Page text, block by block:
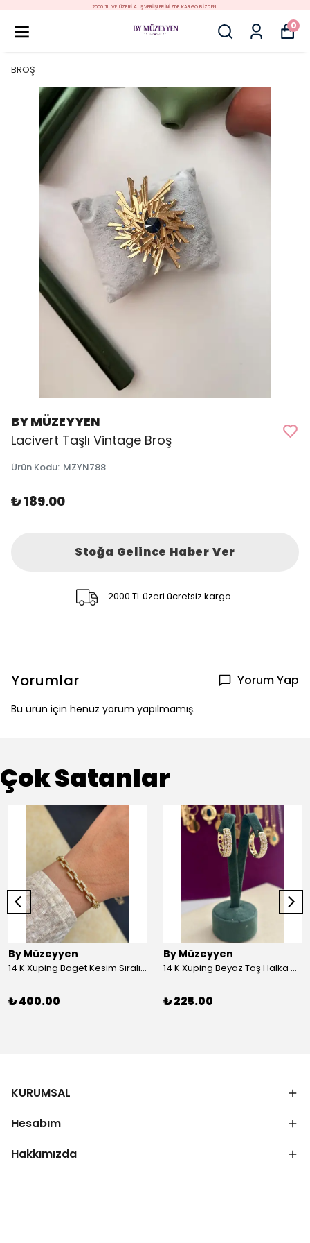
2000 TL VE ÜZERİ ALIŞVERİŞLERİNİZDE KARGO BİZDEN!
0
BROŞ
BY MÜZEYYEN
Lacivert Taşlı Vintage Broş
Ürün Kodu: MZYN788
₺ 189.00
Stoğa Gelince Haber Ver
2000 TL üzeri ücretsiz kargo
Yorumlar Yorum Yap
Bu ürün için henüz yorum yapılmamış.
Çok Satanlar
By Müzeyyen
14 K Xuping Baget Kesim Sıralı Bileklik
₺ 400.00
By Müzeyyen
14 K Xuping Beyaz Taş Halka Küpe
₺ 225.00
KURUMSAL
Hesabım
Hakkımızda